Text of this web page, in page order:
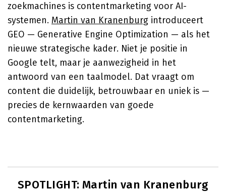
zoekmachines is contentmarketing voor AI-
systemen. Martin van Kranenburg introduceert
GEO — Generative Engine Optimization — als het
nieuwe strategische kader. Niet je positie in
Google telt, maar je aanwezigheid in het
antwoord van een taalmodel. Dat vraagt om
content die duidelijk, betrouwbaar en uniek is —
precies de kernwaarden van goede
contentmarketing.
SPOTLIGHT: Martin van Kranenburg